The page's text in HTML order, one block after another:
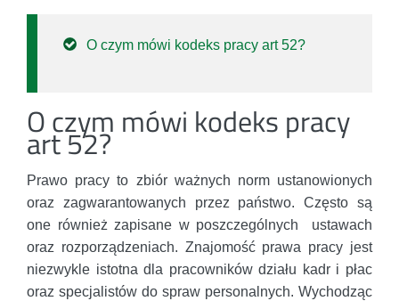
O czym mówi kodeks pracy art 52?
O czym mówi kodeks pracy
art 52?
Prawo pracy to zbiór ważnych norm ustanowionych
oraz zagwarantowanych przez państwo. Często są
one również zapisane w poszczególnych ustawach
oraz rozporządzeniach. Znajomość prawa pracy jest
niezwykle istotna dla pracowników działu kadr i płac
oraz specjalistów do spraw personalnych. Wychodząc